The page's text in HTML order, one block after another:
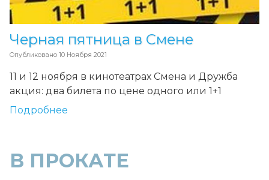
Черная пятница в Смене
Опубликовано 10 Ноября 2021
11 и 12 ноября в кинотеатрах Смена и Дружба
акция: два билета по цене одного или 1+1
Подробнее
В ПРОКАТЕ